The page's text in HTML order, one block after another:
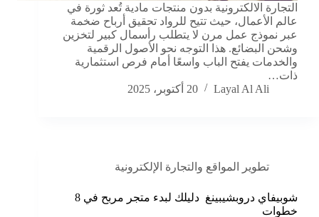
التجارة الالكترونية بدون منتجات مادية تُعد ثورة في
عالم الأعمال، حيث تتيح للرواد تحقيق أرباح ضخمة
عبر نموذج عمل مرن لا يتطلب رأسمال كبير لتخزين
وشحن البضائع. هذا التوجه نحو الأصول الرقمية
والخدمات يفتح الباب واسعًا أمام فرص استثمارية
ذات…
Layal Al Ali
20 أكتوبر، 2025
تطوير المواقع والتجارة الإلكترونية
شوبيفاي دروبشيبينغ دليلك لبدء متجر مربح في 8
خطوات